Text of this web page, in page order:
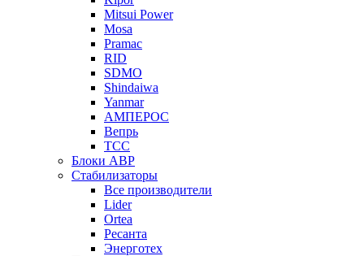
Mitsui Power
Mosa
Pramac
RID
SDMO
Shindaiwa
Yanmar
АМПЕРОС
Вепрь
ТСС
Блоки АВР
Стабилизаторы
Все производители
Lider
Ortea
Ресанта
Энерготех